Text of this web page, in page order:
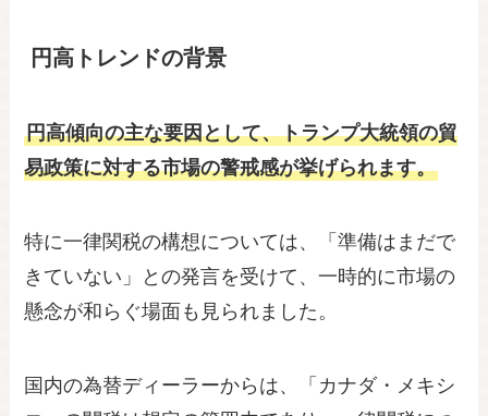
円高トレンドの背景
円高傾向の主な要因として、トランプ大統領の貿
易政策に対する市場の警戒感が挙げられます。
特に一律関税の構想については、「準備はまだで
きていない」との発言を受けて、一時的に市場の
懸念が和らぐ場面も見られました。
国内の為替ディーラーからは、「カナダ・メキシ